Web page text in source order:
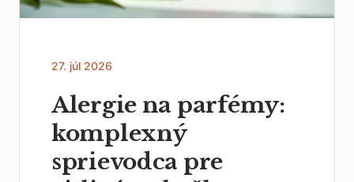
27. júl 2026
Alergie na parfémy:
komplexný
sprievodca pre